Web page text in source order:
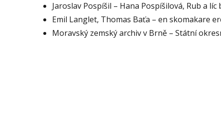
Jaroslav Pospíšil – Hana Pospíšilová, Rub a
Emil Langlet, Thomas Baťa – en skomakare
Moravský zemský archiv v Brně – Státní